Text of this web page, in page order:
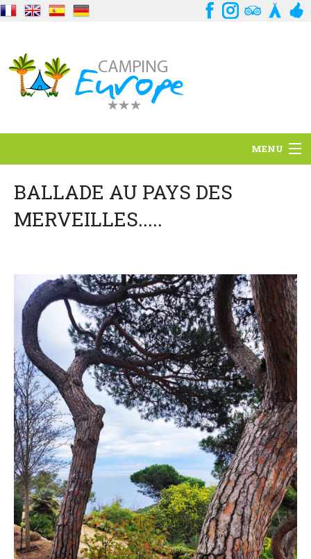
MENU
Situation
Ambiance
Contact
Coordonnées et accès
Formulaire de contact
Documentations
Actualités
Mobile home et tarifs
Emplacement et tarifs
Chambre à la nuitée et tarifs
BALLADE AU PAYS DES
MERVEILLES.....